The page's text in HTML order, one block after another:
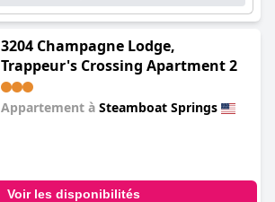
3204 Champagne Lodge,
Trappeur's Crossing Apartment 2
Appartement à Steamboat Springs
Voir les disponibilités